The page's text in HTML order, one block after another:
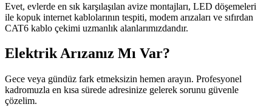
Evet, evlerde en sık karşılaşılan avize montajları, LED döşemeleri
ile kopuk internet kablolarının tespiti, modem arızaları ve sıfırdan
CAT6 kablo çekimi uzmanlık alanlarımızdandır.
Elektrik Arızanız Mı Var?
Gece veya gündüz fark etmeksizin hemen arayın. Profesyonel
kadromuzla en kısa sürede adresinize gelerek sorunu güvenle
çözelim.